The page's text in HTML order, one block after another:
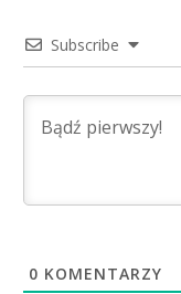
Subscribe
0 KOMENTARZY